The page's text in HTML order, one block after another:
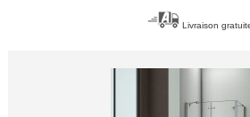
Livraison